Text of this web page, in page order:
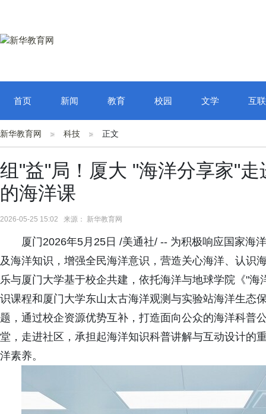
首页 新闻 教育 校园 文学 互
新华教育网 科技 正文
组"益"局！厦大 "海洋分享家"
的海洋课
2026-05-25 15:02 来源： 新华教育网
厦门2026年5月25日 /美通社/ -- 为积极响应国家海
及海洋知识，增强全民海洋意识，营造关心海洋、认识
乐与厦门大学基于校企共建，依托海洋与地球学院《"
识课程和厦门大学东山太古海洋观测与实验站海洋生
题，通过校企资源优势互补，打造面向公众的海洋科普
堂，走进社区，承担起海洋知识科普讲解与互动设计的
洋素养。